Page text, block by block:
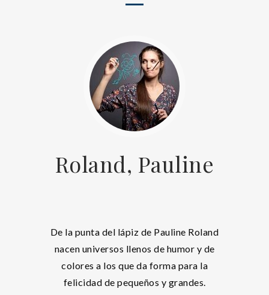
Roland, Pauline
De la punta del lápiz de Pauline Roland
nacen universos llenos de humor y de
colores a los que da forma para la
felicidad de pequeños y grandes.